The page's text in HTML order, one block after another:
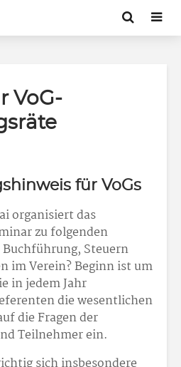
VoG-
für VoGs
organisiert das
zu folgenden
Steuern
im Verein? Beginn ist um
in jedem Jahr
die wesentlichen
die Fragen der
Teilnehmer ein.